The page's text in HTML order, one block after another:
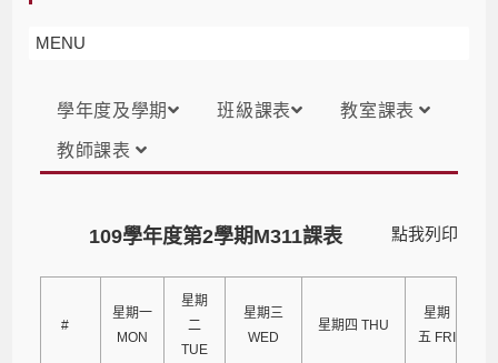
MENU
學年度及學期 班級課表 教室課表
教師課表
點我列印
109學年度第2學期M311課表
#
星期一
MON
星期
二
TUE
星期三
WED
星期四 THU
星期
五 FRI